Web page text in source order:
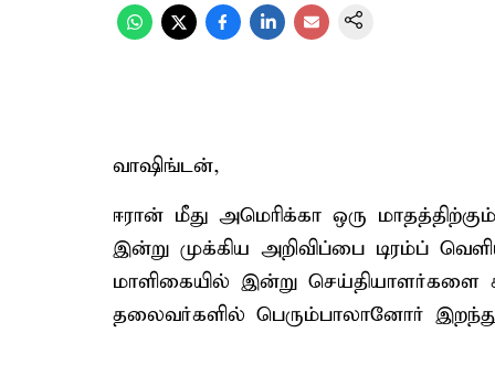
வாஷிங்டன்,
ஈரான் மீது அமெரிக்கா ஒரு
இன்று முக்கிய அறிவிப்பை டிரம்ப்
மாளிகையில் இன்று செய்தியாளர்களை
தலைவர்களில் பெரும்பாலானோர்